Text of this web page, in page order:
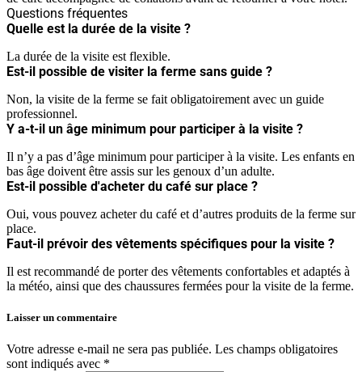
Questions fréquentes
Quelle est la durée de la visite ?
La durée de la visite est flexible.
Est-il possible de visiter la ferme sans guide ?
Non, la visite de la ferme se fait obligatoirement avec un guide
professionnel.
Y a-t-il un âge minimum pour participer à la visite ?
Il n’y a pas d’âge minimum pour participer à la visite. Les enfants en
bas âge doivent être assis sur les genoux d’un adulte.
Est-il possible d'acheter du café sur place ?
Oui, vous pouvez acheter du café et d’autres produits de la ferme sur
place.
Faut-il prévoir des vêtements spécifiques pour la visite ?
Il est recommandé de porter des vêtements confortables et adaptés à
la météo, ainsi que des chaussures fermées pour la visite de la ferme.
Laisser un commentaire
Votre adresse e-mail ne sera pas publiée. Les champs obligatoires
sont indiqués avec *